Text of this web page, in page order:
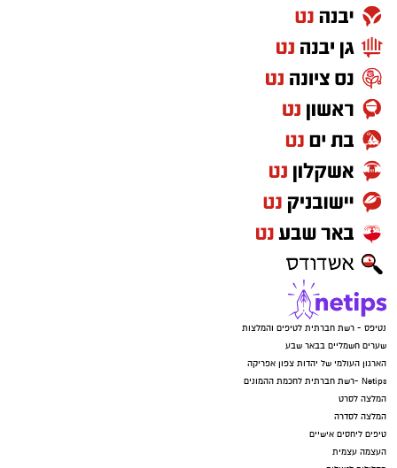
נטיפס - רשת חברתית לטיפים והמלצות
שערים חשמליים בבאר שבע
הארגון העולמי של יהדות צפון אפריקה
Netips -רשת חברתית לחכמת ההמונים
המלצה לסרט
המלצה לסדרה
טיפים ליחסים אישיים
העצמה עצמית